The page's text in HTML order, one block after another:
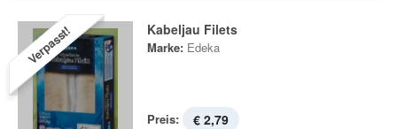
Verpasst! Kabeljau Filets
Marke: Edeka
Preis: € 2,79